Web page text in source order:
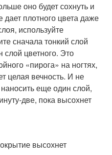
оно будет сохнуть и
плотного цвета даже
используйте
сначала тонкий слой
слой цветного. Это
«пирога» на ногтях,
целая вечность. И не
наносить еще один слой,
две, пока высохнет
высохнет